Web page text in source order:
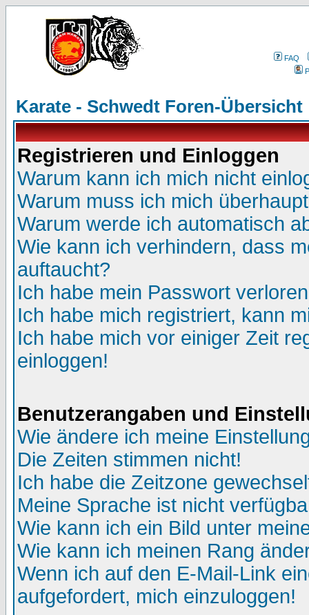
FAQ
Karate - Schwedt Foren-Übersicht
Registrieren und Einloggen
Warum kann ich mich nicht
Warum muss ich mich
Warum werde ich automatisch
Wie kann ich verhindern, dass
auftaucht?
Ich habe mein Passwort
Ich habe mich registriert, kann
Ich habe mich vor einiger Zeit
einloggen!
Benutzerangaben und
Wie ändere ich meine
Die Zeiten stimmen nicht!
Ich habe die Zeitzone
Meine Sprache ist nicht
Wie kann ich ein Bild unter
Wie kann ich meinen Rang
Wenn ich auf den E-Mail-Link
aufgefordert, mich einzuloggen!